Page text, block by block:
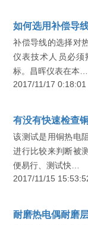
如何选用补偿导
补偿导线的选择对
仪表技术人员必须
标。昌晖仪表在本…
2017/11/17 0:18:01
有没有快速检查
该测试是用铜热电
进行比较来判断被
便易行、测试快…
2017/11/15
耐磨热电偶耐磨